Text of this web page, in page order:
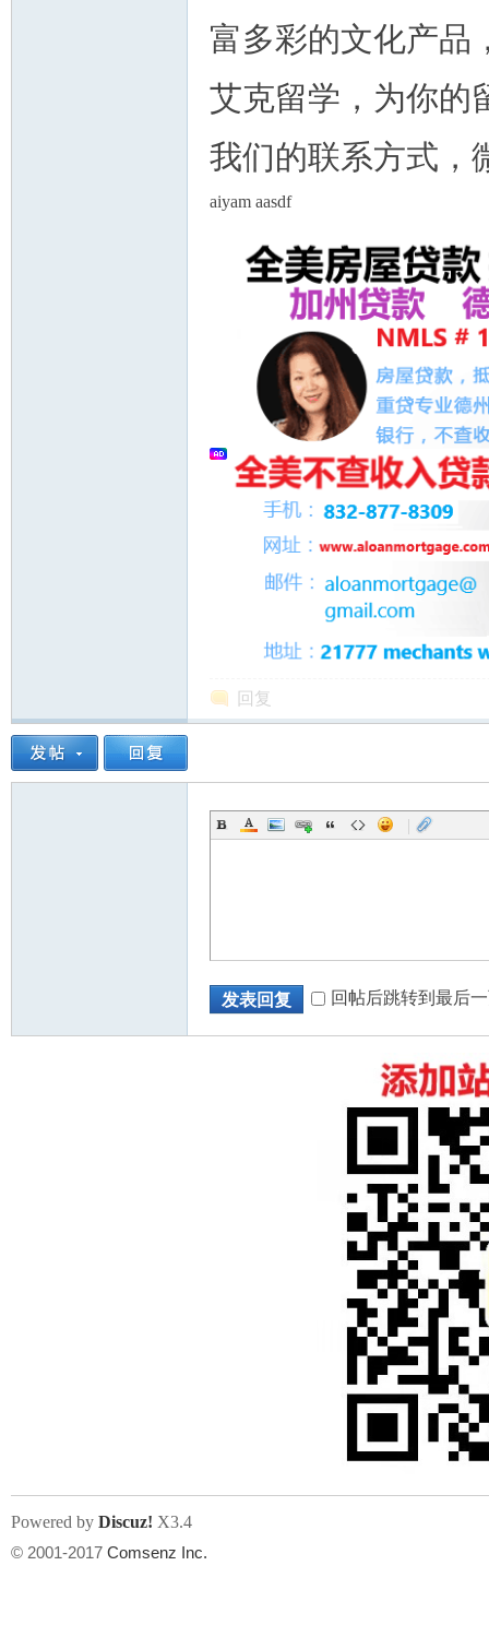
富多彩的文化产品
艾克留学，为你的
我们的联系方式，
aiyam aasdf
回复
|
发表回复 回帖后跳转到最后
Powered by Discuz! X3.4
© 2001-2017 Comsenz Inc.